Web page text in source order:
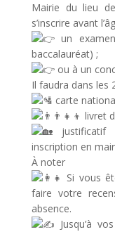
Mairie du lieu
s’inscrire avant
un
baccalauréat) ;
ou à un
Il faudra dans les
carte
livret
inscription en
À noter
Si vous
faire votre
absence.
Jusqu’à